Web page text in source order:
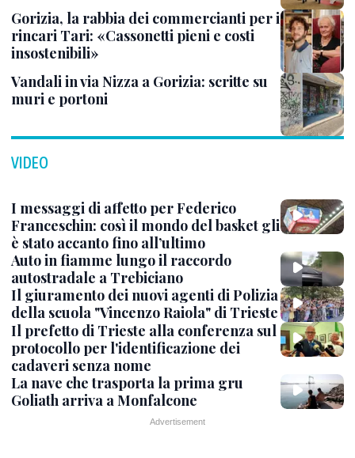
Gorizia, la rabbia dei commercianti per i
rincari Tari: «Cassonetti pieni e costi
insostenibili»
Vandali in via Nizza a Gorizia: scritte su
muri e portoni
VIDEO
I messaggi di affetto per Federico
Franceschin: così il mondo del basket gli
è stato accanto fino all’ultimo
Auto in fiamme lungo il raccordo
autostradale a Trebiciano
Il giuramento dei nuovi agenti di Polizia
della scuola "Vincenzo Raiola" di Trieste
Il prefetto di Trieste alla conferenza sul
protocollo per l'identificazione dei
cadaveri senza nome
La nave che trasporta la prima gru
Goliath arriva a Monfalcone